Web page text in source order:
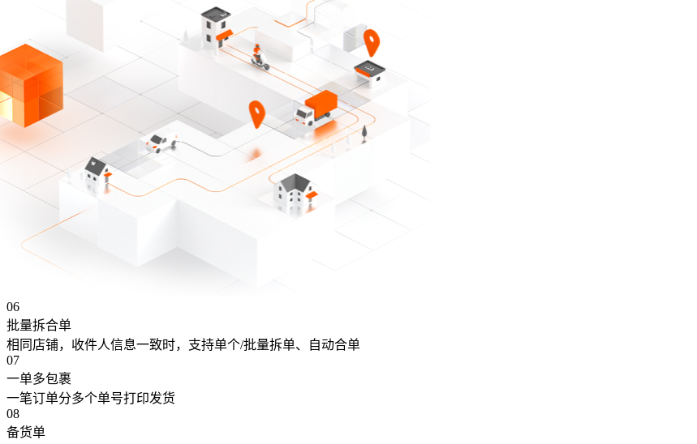
06
批量拆合单
相同店铺，收件人信息一致时，支持单个/批量拆单、自动合单
07
一单多包裹
一笔订单分多个单号打印发货
08
备货单